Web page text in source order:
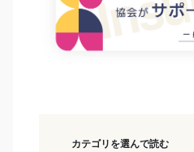
カテゴリを選んで読む